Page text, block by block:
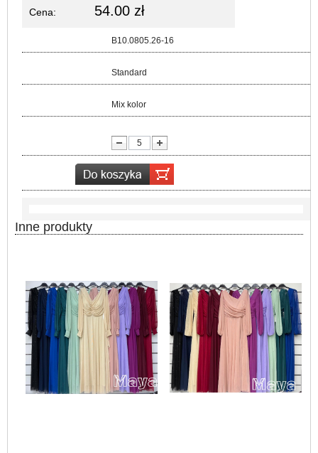
Cena: 54.00 zł
B10.0805.26-16
Standard
Mix kolor
Inne produkty